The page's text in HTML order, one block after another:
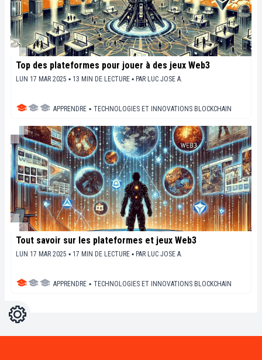
Top des plateformes pour jouer à des jeux Web3
LUN 17 MAR 2025 ▪ 13 MIN DE LECTURE ▪ PAR LUC JOSE A.
APPRENDRE ▪ TECHNOLOGIES ET INNOVATIONS BLOCKCHAIN
Tout savoir sur les plateformes et jeux Web3
LUN 17 MAR 2025 ▪ 17 MIN DE LECTURE ▪ PAR LUC JOSE A.
APPRENDRE ▪ TECHNOLOGIES ET INNOVATIONS BLOCKCHAIN
Réglages